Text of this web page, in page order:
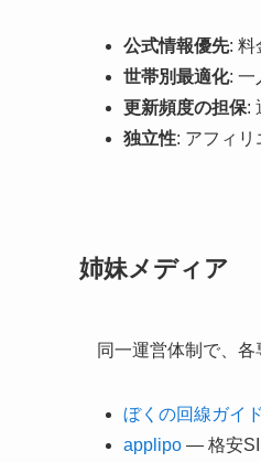
公式情報優先: 料
世帯別最適化: 一
更新頻度の担保:
独立性: アフィ
姉妹メディア
同一運営体制で、
ぼくの回線ガイド
applipo — 格安